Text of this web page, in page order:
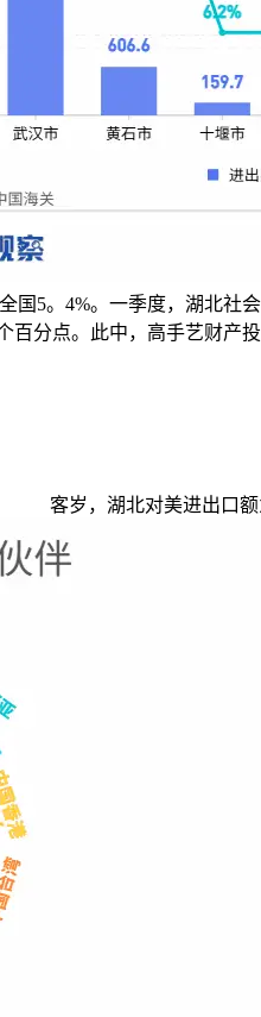
国5。4%。一季度，湖北
分点。此中，高手艺财产投
客岁，湖北对美进出口